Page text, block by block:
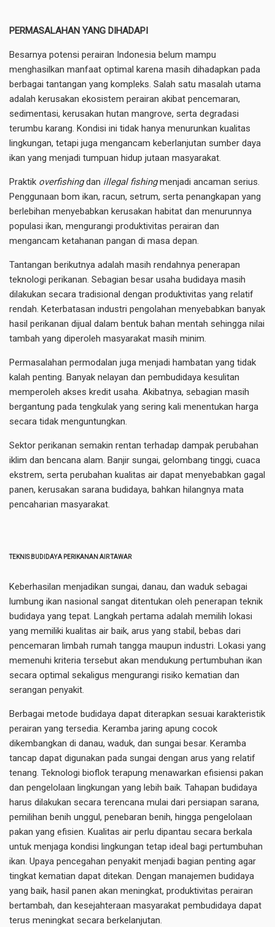
PERMASALAHAN YANG DIHADAPI
Besarnya potensi perairan Indonesia belum mampu
menghasilkan manfaat optimal karena masih dihadapkan pada
berbagai tantangan yang kompleks. Salah satu masalah utama
adalah kerusakan ekosistem perairan akibat pencemaran,
sedimentasi, kerusakan hutan mangrove, serta degradasi
terumbu karang. Kondisi ini tidak hanya menurunkan kualitas
lingkungan, tetapi juga mengancam keberlanjutan sumber daya
ikan yang menjadi tumpuan hidup jutaan masyarakat.
Praktik overfishingdan illegal fishingmenjadi ancaman serius.
Penggunaan bom ikan, racun, setrum, serta penangkapan yang
berlebihan menyebabkan kerusakan habitat dan menurunnya
populasi ikan, mengurangi produktivitas perairan dan
mengancam ketahanan pangan di masa depan.
Tantangan berikutnya adalah masih rendahnya penerapan
teknologi perikanan. Sebagian besar usaha budidaya masih
dilakukan secara tradisional dengan produktivitas yang relatif
rendah. Keterbatasan industri pengolahan menyebabkan banyak
hasil perikanan dijual dalam bentuk bahan mentah sehingga nilai
tambah yang diperoleh masyarakat masih minim.
Permasalahan permodalan juga menjadi hambatan yang tidak
kalah penting. Banyak nelayan dan pembudidaya kesulitan
memperoleh akses kredit usaha. Akibatnya, sebagian masih
bergantung pada tengkulak yang sering kali menentukan harga
secara tidak menguntungkan.
Sektor perikanan semakin rentan terhadap dampak perubahan
iklim dan bencana alam. Banjir sungai, gelombang tinggi, cuaca
ekstrem, serta perubahan kualitas air dapat menyebabkan gagal
panen, kerusakan sarana budidaya, bahkan hilangnya mata
pencaharian masyarakat.
TEKNIS BUDIDAYA PERIKANAN AIR TAWAR
Keberhasilan menjadikan sungai, danau, dan waduk sebagai
lumbung ikan nasional sangat ditentukan oleh penerapan teknik
budidaya yang tepat. Langkah pertama adalah memilih lokasi
yang memiliki kualitas air baik, arus yang stabil, bebas dari
pencemaran limbah rumah tangga maupun industri. Lokasi yang
memenuhi kriteria tersebut akan mendukung pertumbuhan ikan
secara optimal sekaligus mengurangi risiko kematian dan
serangan penyakit.
Berbagai metode budidaya dapat diterapkan sesuai karakteristik
perairan yang tersedia. Keramba jaring apung cocok
dikembangkan di danau, waduk, dan sungai besar. Keramba
tancap dapat digunakan pada sungai dengan arus yang relatif
tenang. Teknologi bioflok terapung menawarkan efisiensi pakan
dan pengelolaan lingkungan yang lebih baik. Tahapan budidaya
harus dilakukan secara terencana mulai dari persiapan sarana,
pemilihan benih unggul, penebaran benih, hingga pengelolaan
pakan yang efisien. Kualitas air perlu dipantau secara berkala
untuk menjaga kondisi lingkungan tetap ideal bagi pertumbuhan
ikan. Upaya pencegahan penyakit menjadi bagian penting agar
tingkat kematian dapat ditekan. Dengan manajemen budidaya
yang baik, hasil panen akan meningkat, produktivitas perairan
bertambah, dan kesejahteraan masyarakat pembudidaya dapat
terus meningkat secara berkelanjutan.